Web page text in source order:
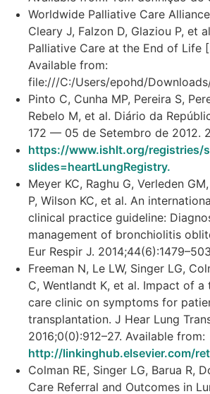
Worldwide Palliative Care
Cleary J, Falzon D, Glaziou P, et
Palliative Care at the End of Life
Available from:
file:///C:/Users/epohd/
Pinto C, Cunha MP, Pereira S,
Rebelo M, et al. Diário da
172 — 05 de Setembro de 2012.
https://www.ishlt.org/registries/
slides=heartLungRegistry.
Meyer KC, Raghu G, Verleden
P, Wilson KC, et al. An
clinical practice guideline:
management of bronchiolitis
Eur Respir J.
Freeman N, Le LW, Singer LG,
C, Wentlandt K, et al. Impact of
care clinic on symptoms for
transplantation. J Hear Lung
2016;0(0):912–27. Available from:
http://linkinghub.elsevier.com/
Colman RE, Singer LG, Barua R,
Care Referral and Outcomes in